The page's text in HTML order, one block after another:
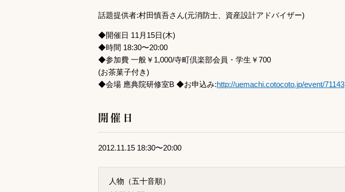
話題提供者:村田慎吾さん(元消防士、資産設計アドバイザー)
◆開催日 11月15日(木)
◆時間 18:30〜20:00
◆参加費 一般￥1,000/寺町倶楽部会員・学生￥700
(お茶菓子付き)
◆会場 應典院研修室B ◆お申込み:http://uemachi.cotocoto.jp/event/71143
開催日
2012.11.15 18:30〜20:00
人物（五十音順）